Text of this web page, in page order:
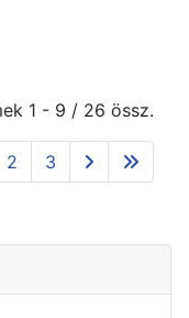
1 - 9 / 26 össz.
2 3